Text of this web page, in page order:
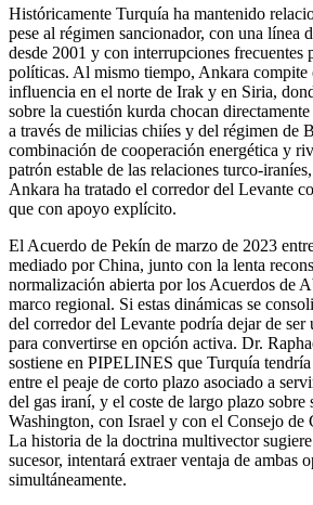
Históricamente Turquía ha mantenido
pese al régimen sancionador, con una línea
desde 2001 y con interrupciones frecuentes
políticas. Al mismo tiempo, Ankara compite
influencia en el norte de Irak y en Siria,
sobre la cuestión kurda chocan
a través de milicias chiíes y del régimen de
combinación de cooperación energética y
patrón estable de las relaciones turco-
Ankara ha tratado el corredor del Levante
que con apoyo explícito.
El Acuerdo de Pekín de marzo de 2023
mediado por China, junto con la lenta
normalización abierta por los Acuerdos de
marco regional. Si estas dinámicas se
del corredor del Levante podría dejar de ser
para convertirse en opción activa. Dr.
sostiene en PIPELINES que Turquía
entre el peaje de corto plazo asociado a
del gas iraní, y el coste de largo plazo sobre
Washington, con Israel y con el Consejo
La historia de la doctrina multivector
sucesor, intentará extraer ventaja de ambas
simultáneamente.